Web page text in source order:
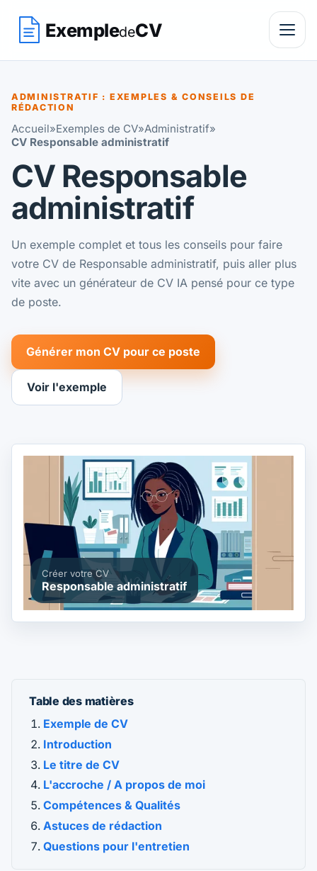
ExempledeCV
ADMINISTRATIF : EXEMPLES & CONSEILS DE
RÉDACTION
Accueil»Exemples de CV»Administratif»
CV Responsable administratif
CV Responsable
administratif
Un exemple complet et tous les conseils pour faire
votre CV de Responsable administratif, puis aller plus
vite avec un générateur de CV IA pensé pour ce type
de poste.
Générer mon CV pour ce poste
Voir l'exemple
Créer votre CV
Responsable administratif
Table des matières
Exemple de CV
Introduction
Le titre de CV
L'accroche / A propos de moi
Compétences & Qualités
Astuces de rédaction
Questions pour l'entretien